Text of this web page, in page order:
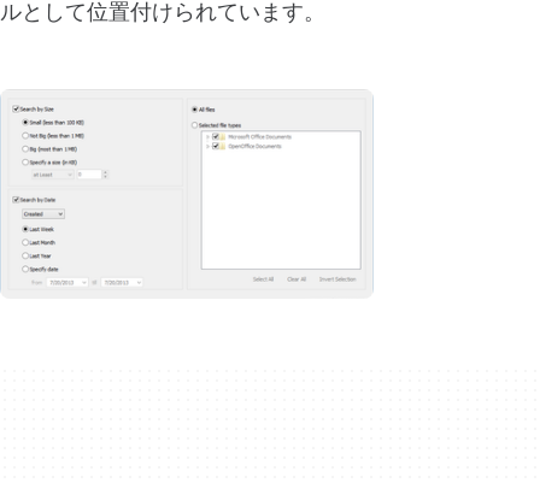
ルとして位置付けられています。